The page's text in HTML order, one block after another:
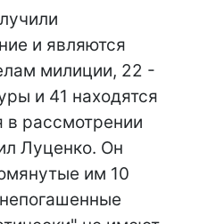
и являются
милиции, 22 -
и 41 находятся
в рассмотрении
Луценко. Он
им 10